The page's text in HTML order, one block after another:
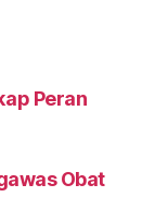
Peran
Obat